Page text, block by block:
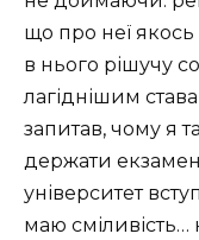
що про неї якось
в нього рішучу
лагіднішим
запитав, чому я
держати екзамен
університет
маю сміливість…